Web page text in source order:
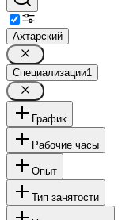
Ахтарский
Специализации1
График
Рабочие часы
Опыт
Тип занятости